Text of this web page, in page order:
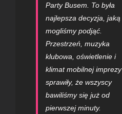
Party Busem. To była
najlepsza decyzja, jaką
mogliśmy podjąć.
Przestrzeń, muzyka
klubowa, oświetlenie i
klimat mobilnej imprezy
sprawiły, że wszyscy
bawiliśmy się już od
pierwszej minuty.